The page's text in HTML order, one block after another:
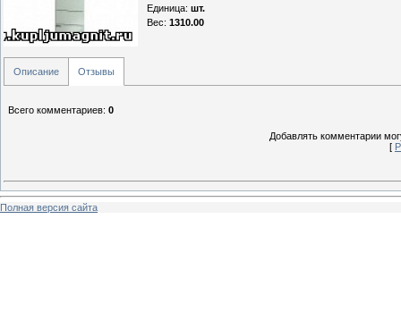
Единица: шт.
Вес: 1310.00
Описание Отзывы
Всего комментариев: 0
Добавлять комментарии
[
Полная версия сайта